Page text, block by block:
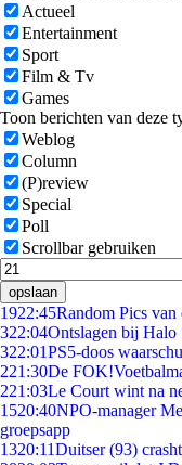
Actueel
Entertainment
Sport
Film & Tv
Games
Toon berichten van deze
Weblog
Column
(P)review
Special
Poll
Scrollbar gebruiken
opslaan
1922:45Random Pics
322:04Ontslagen bij Halo
322:01PS5-doos
221:30De
221:03Le Court wint na
1520:40NPO-manager
groepsapp
1320:11Duitser (93)